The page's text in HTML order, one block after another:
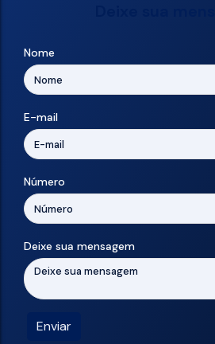
Nome
E-mail
Número
Deixe sua mensagem